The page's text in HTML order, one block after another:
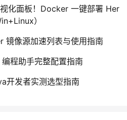
化面板！Docker 一键部署 Her
）
像源加速列表与使用指南
程助手完整配置指南
开发者实测选型指南